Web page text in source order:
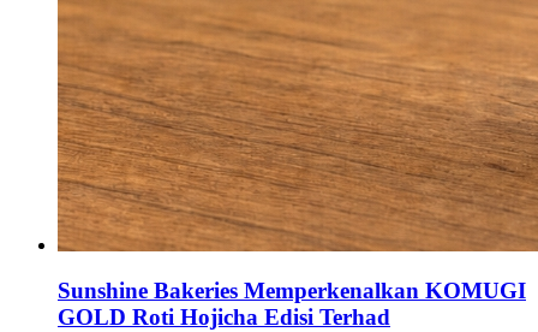
Sunshine Bakeries Memperkenalkan KOMUGI
GOLD Roti Hojicha Edisi Terhad